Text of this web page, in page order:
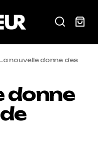
nouvelle donne des
donne